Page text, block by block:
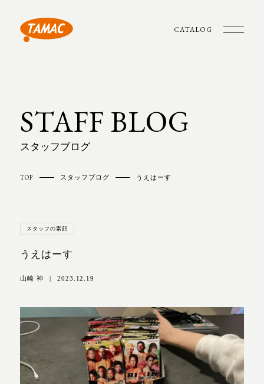
CATALOG
STAFF BLOG
スタッフブログ
TOP スタッフブログ うえはーす
スタッフの素顔
うえはーす
山崎 神 | 2023.12.19